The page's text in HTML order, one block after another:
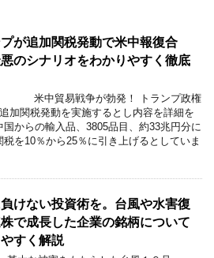
プが追加関税発動で米中報復合
のシナリオをわかりやすく徹底
易戦争が勃発！ トランプ政権
加関税発動を実施するとし内容を詳細を
国からの輸入品、3805品目、約33兆円分に
税を10％から25％に引き上げるとしていま
けない投資術を。台風や水害復
株で成長した企業の銘柄について
すく解説